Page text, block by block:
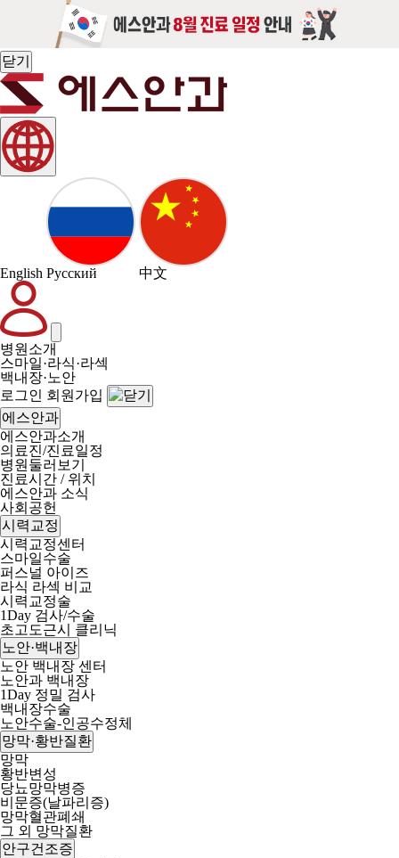
닫기
English Русский 中文
병원소개
스마일·라식·라섹
백내장·노안
로그인 회원가입
에스안과
에스안과소개
의료진/진료일정
병원둘러보기
진료시간 / 위치
에스안과 소식
사회공헌
시력교정
시력교정센터
스마일수술
퍼스널 아이즈
라식 라섹 비교
시력교정술
1Day 검사/수술
초고도근시 클리닉
노안·백내장
노안 백내장 센터
노안과 백내장
1Day 정밀 검사
백내장수술
노안수술-인공수정체
망막·황반질환
망막
황반변성
당뇨망막병증
비문증(날파리증)
망막혈관폐쇄
그 외 망막질환
안구건조증